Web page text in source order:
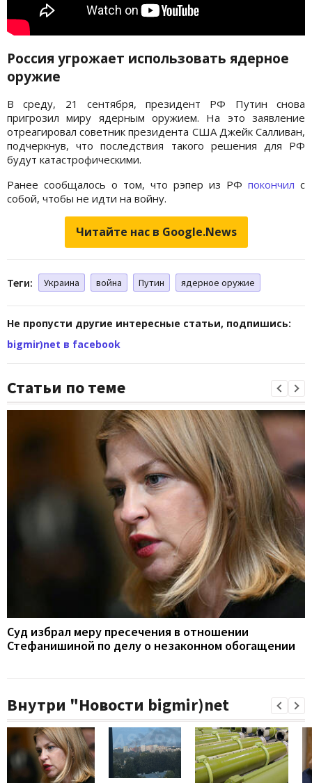
Россия угрожает использовать ядерное
оружие
В среду, 21 сентября, президент РФ Путин снова
пригрозил миру ядерным оружием. На это заявление
отреагировал советник президента США Джейк Салливан,
подчеркнув, что последствия такого решения для РФ
будут катастрофическими.
Ранее сообщалось о том, что рэпер из РФ покончил с
собой, чтобы не идти на войну.
Читайте нас в Google.News
Теги: Украина война Путин ядерное оружие
Не пропусти другие интересные статьи, подпишись:
bigmir)net в facebook
Статьи по теме
Суд избрал меру пресечения в отношении
Стефанишиной по делу о незаконном обогащении
Внутри "Новости bigmir)net